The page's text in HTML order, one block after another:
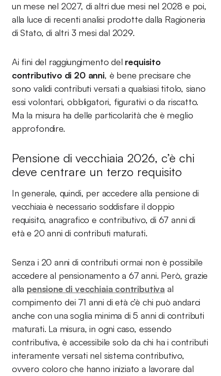
un mese nel 2027, di altri due mesi nel 2028 e poi,
alla luce di recenti analisi prodotte dalla Ragioneria
di Stato, di altri 3 mesi dal 2029.
Ai fini del raggiungimento del requisito
contributivo di 20 anni, è bene precisare che
sono validi contributi versati a qualsiasi titolo, siano
essi volontari, obbligatori, figurativi o da riscatto.
Ma la misura ha delle particolarità che è meglio
approfondire.
Pensione di vecchiaia 2026, c’è chi
deve centrare un terzo requisito
In generale, quindi, per accedere alla pensione di
vecchiaia è necessario soddisfare il doppio
requisito, anagrafico e contributivo, di 67 anni di
età e 20 anni di contributi maturati.
Senza i 20 anni di contributi ormai non è possibile
accedere al pensionamento a 67 anni. Però, grazie
alla pensione di vecchiaia contributiva al
compimento dei 71 anni di età c’è chi può andarci
anche con una soglia minima di 5 anni di contributi
maturati. La misura, in ogni caso, essendo
contributiva, è accessibile solo da chi ha i contributi
interamente versati nel sistema contributivo,
ovvero coloro che hanno iniziato a lavorare dal